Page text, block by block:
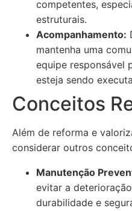
competentes,
estruturais.
Acompanhamento:
mantenha uma
equipe responsável
esteja sendo
Conceitos
Além de reforma e
considerar outros
Manutenção
evitar a
durabilidade e